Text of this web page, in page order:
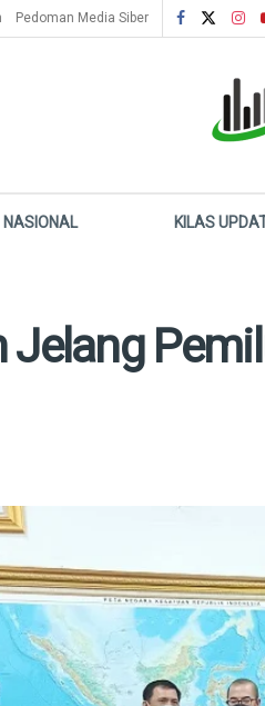
Pedoman Media Siber
NASIONAL KILAS
Jelang